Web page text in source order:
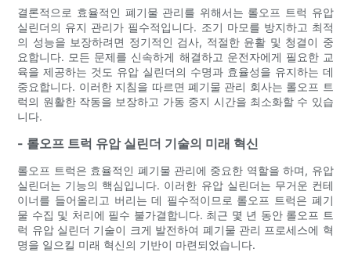
결론적으로 효율적인 폐기물 관리를 위해서는 롤오프 트럭 유압
실린더의 유지 관리가 필수적입니다. 조기 마모를 방지하고 최적
의 성능을 보장하려면 정기적인 검사, 적절한 윤활 및 청결이 중
요합니다. 모든 문제를 신속하게 해결하고 운전자에게 필요한 교
육을 제공하는 것도 유압 실린더의 수명과 효율성을 유지하는 데
중요합니다. 이러한 지침을 따르면 폐기물 관리 회사는 롤오프 트
럭의 원활한 작동을 보장하고 가동 중지 시간을 최소화할 수 있습
니다.
- 롤오프 트럭 유압 실린더 기술의 미래 혁신
롤오프 트럭은 효율적인 폐기물 관리에 중요한 역할을 하며, 유압
실린더는 기능의 핵심입니다. 이러한 유압 실린더는 무거운 컨테
이너를 들어올리고 버리는 데 필수적이므로 롤오프 트럭은 폐기
물 수집 및 처리에 필수 불가결합니다. 최근 몇 년 동안 롤오프 트
럭 유압 실린더 기술이 크게 발전하여 폐기물 관리 프로세스에 혁
명을 일으킬 미래 혁신의 기반이 마련되었습니다.